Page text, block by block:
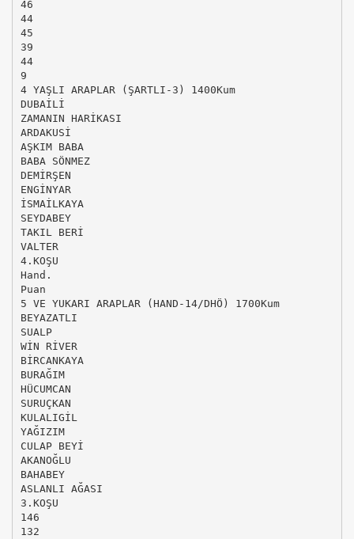
46
44
45
39
44
9
4 YAŞLI ARAPLAR (ŞARTLI-3) 1400Kum
DUBAİLİ
ZAMANIN HARİKASI
ARDAKUSİ
AŞKIM BABA
BABA SÖNMEZ
DEMİRŞEN
ENGİNYAR
İSMAİLKAYA
SEYDABEY
TAKIL BERİ
VALTER
4.KOŞU
Hand.
Puan
5 VE YUKARI ARAPLAR (HAND-14/DHÖ) 1700Kum
BEYAZATLI
SUALP
WİN RİVER
BİRCANKAYA
BURAĞIM
HÜCUMCAN
SURUÇKAN
KULALIGİL
YAĞIZIM
CULAP BEYİ
AKANOĞLU
BAHABEY
ASLANLI AĞASI
3.KOŞU
146
132